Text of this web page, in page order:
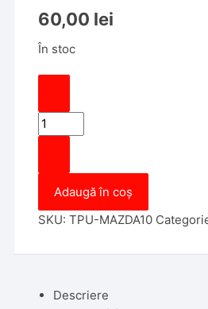
60,00 lei
În stoc
Cantitate
Husa
Mazda
CX30,
Smartkey,
Aspect
Adaugă în coș
SKU:TPU-MAZDA10
Descriere